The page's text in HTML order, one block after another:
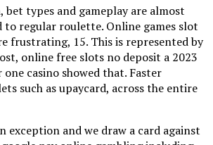
bet types and gameplay are almost
to regular roulette. Online games slot
frustrating, 15. This is represented by
online free slots no deposit a 2023
casino showed that. Faster
such as upaycard, across the entire
exception and we draw a card against